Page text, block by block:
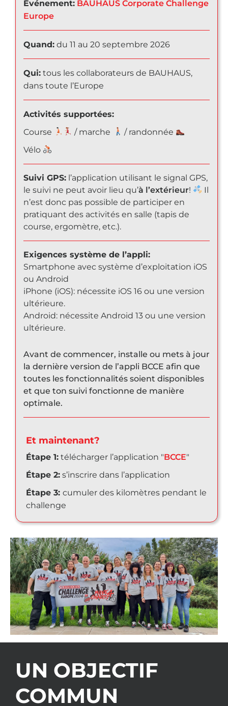
Événement: BAUHAUS Corporate Challenge
Europe
Quand:du 11 au 20 septembre 2026
Qui:tous les collaborateurs de BAUHAUS,
dans toute l’Europe
Activités supportées:
Course
/ marche
/ randonnée
Vélo
Suivi GPS:l’application utilisant le signal GPS,
le suivi ne peut avoir lieu qu’à l’extérieur!
Il
n’est donc pas possible de participer en
pratiquant des activités en salle (tapis de
course, ergomètre, etc.).
Exigences système de l’appli:
Smartphone avec système d’exploitation iOS
ou Android
iPhone (iOS): nécessite iOS 16 ou une version
ultérieure.
Android: nécessite Android 13 ou une version
ultérieure.
Avant de commencer, installe ou mets à jour
la dernière version de l’appli BCCE afin que
toutes les fonctionnalités soient disponibles
et que ton suivi fonctionne de manière
optimale.
Et maintenant?
Étape 1:télécharger l’application "BCCE"
Étape 2:s’inscrire dans l’application
Étape 3: cumuler des kilomètres pendant le
challenge
UN OBJECTIF
COMMUN